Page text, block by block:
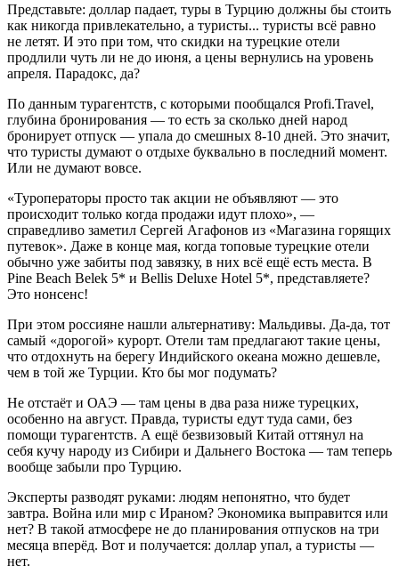
Представьте: доллар падает, туры в Турцию должны бы стоить
как никогда привлекательно, а туристы... туристы всё равно
не летят. И это при том, что скидки на турецкие отели
продлили чуть ли не до июня, а цены вернулись на уровень
апреля. Парадокс, да?
По данным турагентств, с которыми пообщался Profi.Travel,
глубина бронирования — то есть за сколько дней народ
бронирует отпуск — упала до смешных 8-10 дней. Это значит,
что туристы думают о отдыхе буквально в последний момент.
Или не думают вовсе.
«Туроператоры просто так акции не объявляют — это
происходит только когда продажи идут плохо», —
справедливо заметил Сергей Агафонов из «Магазина горящих
путевок». Даже в конце мая, когда топовые турецкие отели
обычно уже забиты под завязку, в них всё ещё есть места. В
Pine Beach Belek 5* и Bellis Deluxe Hotel 5*, представляете?
Это нонсенс!
При этом россияне нашли альтернативу: Мальдивы. Да-да, тот
самый «дорогой» курорт. Отели там предлагают такие цены,
что отдохнуть на берегу Индийского океана можно дешевле,
чем в той же Турции. Кто бы мог подумать?
Не отстаёт и ОАЭ — там цены в два раза ниже турецких,
особенно на август. Правда, туристы едут туда сами, без
помощи турагентств. А ещё безвизовый Китай оттянул на
себя кучу народу из Сибири и Дальнего Востока — там теперь
вообще забыли про Турцию.
Эксперты разводят руками: людям непонятно, что будет
завтра. Война или мир с Ираном? Экономика выправится или
нет? В такой атмосфере не до планирования отпусков на три
месяца вперёд. Вот и получается: доллар упал, а туристы —
нет.